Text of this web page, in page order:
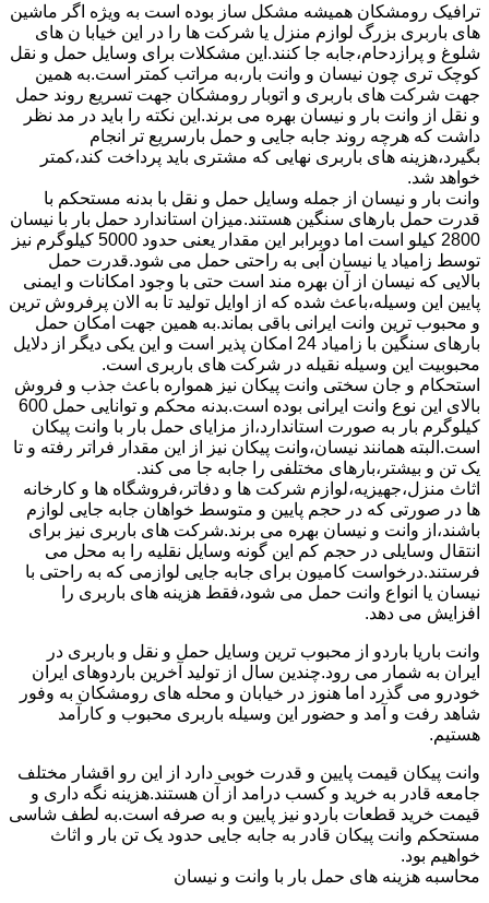
ترافیک رومشکان همیشه مشکل ساز بوده است به ویژه اگر ماشین
های باربری بزرگ لوازم منزل یا شرکت ها را در این خیابا ن های
شلوغ و پرازدحام،جابه جا کنند.این مشکلات برای وسایل حمل و نقل
کوچک تری چون نیسان و وانت بار،به مراتب کمتر است.به همین
جهت شرکت های باربری و اتوبار رومشکان جهت تسریع روند حمل
و نقل از وانت بار و نیسان بهره می برند.این نکته را باید در مد نظر
داشت که هرچه روند جابه جایی و حمل بارسریع تر انجام
بگیرد،هزینه های باربری نهایی که مشتری باید پرداخت کند،کمتر
خواهد شد.
وانت بار و نیسان از جمله وسایل حمل و نقل با بدنه مستحکم با
قدرت حمل بارهای سنگین هستند.میزان استاندارد حمل بار با نیسان
2800 کیلو است اما دوبرابر این مقدار یعنی حدود 5000 کیلوگرم نیز
توسط زامیاد یا نیسان آبی به راحتی حمل می شود.قدرت حمل
بالایی که نیسان از آن بهره مند است حتی با وجود امکانات و ایمنی
پایین این وسیله،باعث شده که از اوایل تولید تا به الان پرفروش ترین
و محبوب ترین وانت ایرانی باقی بماند.به همین جهت امکان حمل
بارهای سنگین با زامیاد 24 امکان پذیر است و این یکی دیگر از دلایل
محبوبیت این وسیله نقیله در شرکت های باربری است.
استحکام و جان سختی وانت پیکان نیز همواره باعث جذب و فروش
بالای این نوع وانت ایرانی بوده است.بدنه محکم و توانایی حمل 600
کیلوگرم بار به صورت استاندارد،از مزایای حمل بار با وانت پیکان
است.البته همانند نیسان،وانت پیکان نیز از این مقدار فراتر رفته و تا
یک تن و بیشتر،بارهای مختلفی را جابه جا می کند.
اثاث منزل،جهیزیه،لوازم شرکت ها و دفاتر،فروشگاه ها و کارخانه
ها در صورتی که در حجم پایین و متوسط خواهان جابه جایی لوازم
باشند،از وانت و نیسان بهره می برند.شرکت های باربری نیز برای
انتقال وسایلی در حجم کم این گونه وسایل نقلیه را به محل می
فرستند.درخواست کامیون برای جابه جایی لوازمی که به راحتی با
نیسان یا انواع وانت حمل می شود،فقط هزینه های باربری را
افزایش می دهد.
وانت باریا باردو از محبوب ترین وسایل حمل و نقل و باربری در
ایران به شمار می رود.چندین سال از تولید آخرین باردوهای ایران
خودرو می گذرد اما هنوز در خیابان و محله های رومشکان به وفور
شاهد رفت و آمد و حضور این وسیله باربری محبوب و کارآمد
هستیم.
وانت پیکان قیمت پایین و قدرت خوبی دارد از این رو اقشار مختلف
جامعه قادر به خرید و کسب درامد از آن هستند.هزینه نگه داری و
قیمت خرید قطعات باردو نیز پایین و به صرفه است.به لطف شاسی
مستحکم وانت پیکان قادر به جابه جایی حدود یک تن بار و اثاث
خواهیم بود.
محاسبه هزینه های حمل بار با وانت و نیسان